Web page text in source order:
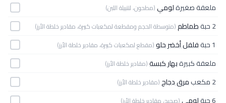
ملعقة صغيرةلومي (مطحون، لتتبيلة اللبن)
2 حبة طماطم(متوسطة الحجم ومقطعة لمكعبات كبيرة، مقادير خلطة الأرز)
1 حبة فلفل أخضر حلو(مقطع لمكعبات كبيرة، مقادير خلطة الأرز)
ملعقة كبيرةبهار كبسة(مقادير خلطة الأرز)
2 مكعب مرق دجاج(مقادير خلطة الأرز)
6 حبة لومي (صحيح، مقادير خلطة الأرز)